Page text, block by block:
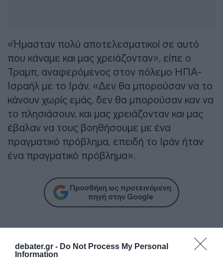
debater.gr - Do Not Process My Personal
Information
«Ήμασταν πολύ αποτελεσματικοί σε αυτό
που κάναμε και μας χρειάζονταν», είπε ο
Τραμπ, αναφερόμενος στον πόλεμο ΗΠΑ-
Ισραήλ με το Ιράν. «Δεν θα μπορούσαν να το
κάνουν χωρίς εμάς, δεν θα μπορούσαν καν να
το πλησιάσουν, και μας χρειάζονταν και μας
έβαλαν να τους βοηθήσουμε με ένα
πραγματικό πρόβλημα, επειδή το Ιράν ήταν
ένα πραγματικό πρόβλημα».
Προσθήκη ως προτεινόμενη
πηγή στην Google
Ξεκινάει την Δευτέρα το Ευρωπαϊκό